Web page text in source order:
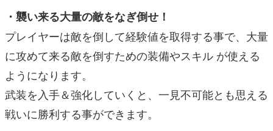
・襲い来る大量の敵をなぎ倒せ！
プレイヤーは敵を倒して経験値を取得する事で、大量
に攻めて来る敵を倒すための装備やスキル が使える
ようになります。
武装を入手＆強化していくと、一見不可能とも思える
戦いに勝利する事ができます。